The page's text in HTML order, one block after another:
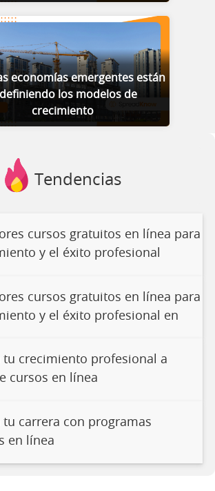
economías emergentes están
los modelos de
crecimiento
Tendencias
cursos gratuitos en línea para
y el éxito profesional
cursos gratuitos en línea para
y el éxito profesional en
tu crecimiento profesional a
cursos en línea
tu carrera con programas
en línea